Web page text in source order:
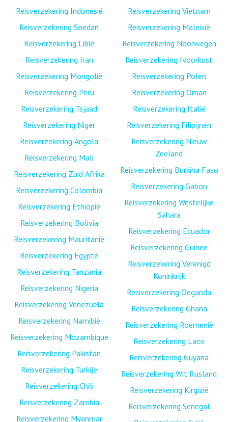
Reisverzekering Indonesië
Reisverzekering Soedan
Reisverzekering Libië
Reisverzekering Iran
Reisverzekering Mongolië
Reisverzekering Peru
Reisverzekering Tsjaad
Reisverzekering Niger
Reisverzekering Angola
Reisverzekering Mali
Reisverzekering Zuid Afrika
Reisverzekering Colombia
Reisverzekering Ethiopië
Reisverzekering Bolivia
Reisverzekering Mauritanië
Reisverzekering Egypte
Reisverzekering Tanzania
Reisverzekering Nigeria
Reisverzekering Venezuela
Reisverzekering Namibië
Reisverzekering Mozambique
Reisverzekering Pakistan
Reisverzekering Turkije
Reisverzekering Chili
Reisverzekering Zambia
Reisverzekering Myanmar
Reisverzekering Vietnam
Reisverzekering Maleisië
Reisverzekering Noorwegen
Reisverzekering Ivoorkust
Reisverzekering Polen
Reisverzekering Oman
Reisverzekering Italië
Reisverzekering Filipijnen
Reisverzekering Nieuw
Zeeland
Reisverzekering Burkina Faso
Reisverzekering Gabon
Reisverzekering Westelijke
Sahara
Reisverzekering Ecuador
Reisverzekering Guinee
Reisverzekering Verenigd
Koninkrijk
Reisverzekering Oeganda
Reisverzekering Ghana
Reisverzekering Roemenië
Reisverzekering Laos
Reisverzekering Guyana
Reisverzekering Wit Rusland
Reisverzekering Kirgizië
Reisverzekering Senegal